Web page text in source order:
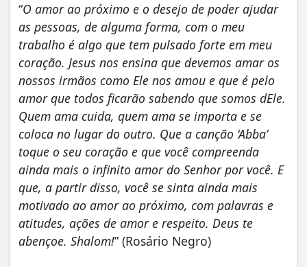
“O amor ao próximo e o desejo de poder ajudar
as pessoas, de alguma forma, com o meu
trabalho é algo que tem pulsado forte em meu
coração. Jesus nos ensina que devemos amar os
nossos irmãos como Ele nos amou e que é pelo
amor que todos ficarão sabendo que somos dEle.
Quem ama cuida, quem ama se importa e se
coloca no lugar do outro. Que a canção ‘Abba’
toque o seu coração e que você compreenda
ainda mais o infinito amor do Senhor por você. E
que, a partir disso, você se sinta ainda mais
motivado ao amor ao próximo, com palavras e
atitudes, ações de amor e respeito. Deus te
abençoe. Shalom!” (Rosário Negro)